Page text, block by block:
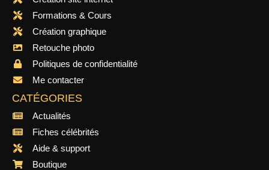
Formations & Cours
Création graphique
Retouche photo
Politiques de confidentialité
Me contacter
CATÉGORIES
Actualités
Fiches célébrités
Aide & support
Boutique